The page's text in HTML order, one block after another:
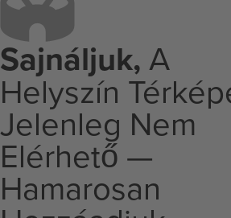
Sajnáljuk,A
Helyszín
Jelenleg Nem
Elérhető —
Hamarosan